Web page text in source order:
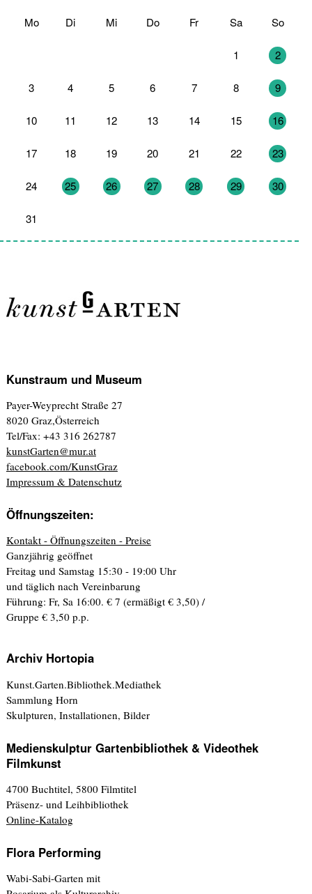
Mo Di Mi Do Fr Sa So
1 2
3 4 5 6 7 8 9
10 11 12 13 14 15 16
17 18 19 20 21 22 23
24 25 26 27 28 29 30
31
Kunstraum und Museum
Payer-Weyprecht Straße 27
8020 Graz,Österreich
Tel/Fax: +43 316 262787
kunstGarten@mur.at
facebook.com/KunstGraz
Impressum & Datenschutz
Öffnungszeiten:
Kontakt - Öffnungszeiten - Preise
Ganzjährig geöffnet
Freitag und Samstag 15:30 - 19:00 Uhr
und täglich nach Vereinbarung
Führung: Fr, Sa 16:00. € 7 (ermäßigt € 3,50) /
Gruppe € 3,50 p.p.
Archiv Hortopia
Kunst.Garten.Bibliothek.Mediathek
Sammlung Horn
Skulpturen, Installationen, Bilder
Medienskulptur Gartenbibliothek & Videothek
Filmkunst
4700 Buchtitel, 5800 Filmtitel
Präsenz- und Leihbibliothek
Online-Katalog
Flora Performing
Wabi-Sabi-Garten mit